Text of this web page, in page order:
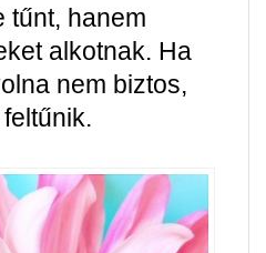
tűnt, hanem
alkotnak. Ha
nem biztos,